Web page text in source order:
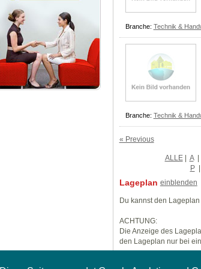
Branche: Technik &
Branche: Technik &
« Previous
ALLE| A |
P |
Lageplan einblenden
Du kannst den
ACHTUNG:
Die Anzeige des
den Lageplan nur bei